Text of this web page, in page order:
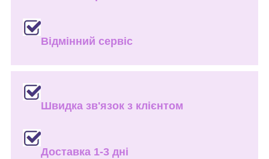
Відмінний сервіс
Швидка зв'язок з клієнтом
Доставка 1-3 дні